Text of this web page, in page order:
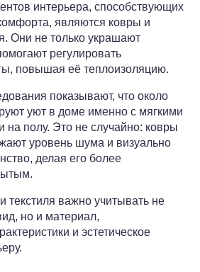
интерьера, способствующих
являются ковры и
Они не только украшают
регулировать
повышая её теплоизоляцию.
показывают, что около
уют в доме именно с мягкими
на полу. Это не случайно: ковры
уровень шума и визуально
делая его более
текстиля важно учитывать не
но и материал,
и эстетическое